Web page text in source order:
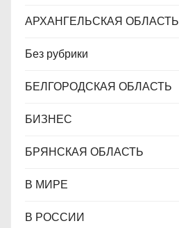
АРХАНГЕЛЬСКАЯ ОБЛАСТЬ
Без рубрики
БЕЛГОРОДСКАЯ ОБЛАСТЬ
БИЗНЕС
БРЯНСКАЯ ОБЛАСТЬ
В МИРЕ
В РОССИИ